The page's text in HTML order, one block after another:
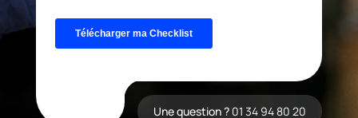
Une question ? 01 34 94 80 20